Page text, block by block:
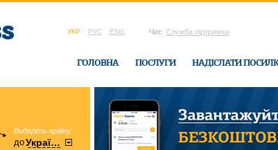
УКР РУС ENG Чат: Служба підтримки
ГОЛОВНА ПОСЛУГИ НАДІСЛАТИ
Виберіть країну:
доУкраїни
область:
Вінницька в офісі